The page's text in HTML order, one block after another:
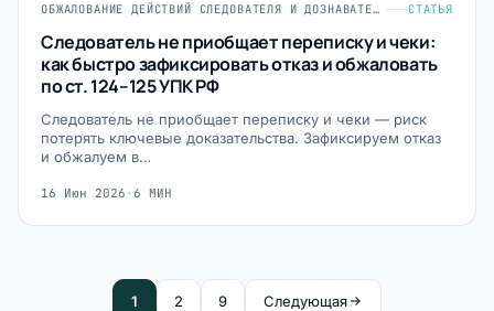
ОБЖАЛОВАНИЕ ДЕЙСТВИЙ СЛЕДОВАТЕЛЯ И ДОЗНАВАТЕЛЯ (СТ. 124-125 УПК РФ) СТАТЬЯ
Следователь не приобщает переписку и чеки:
как быстро зафиксировать отказ и обжаловать
по ст. 124–125 УПК РФ
Следователь не приобщает переписку и чеки — риск
потерять ключевые доказательства. Зафиксируем отказ
и обжалуем в…
16 Июн 2026 · 6 МИН
1 2 9 Следующая